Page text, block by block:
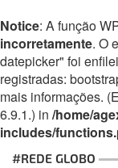
Notice: A função
incorretamente. O
datepicker" foi
registradas:
mais informações.
6.9.1.) in /home/
includes/
#REDE GLOBO